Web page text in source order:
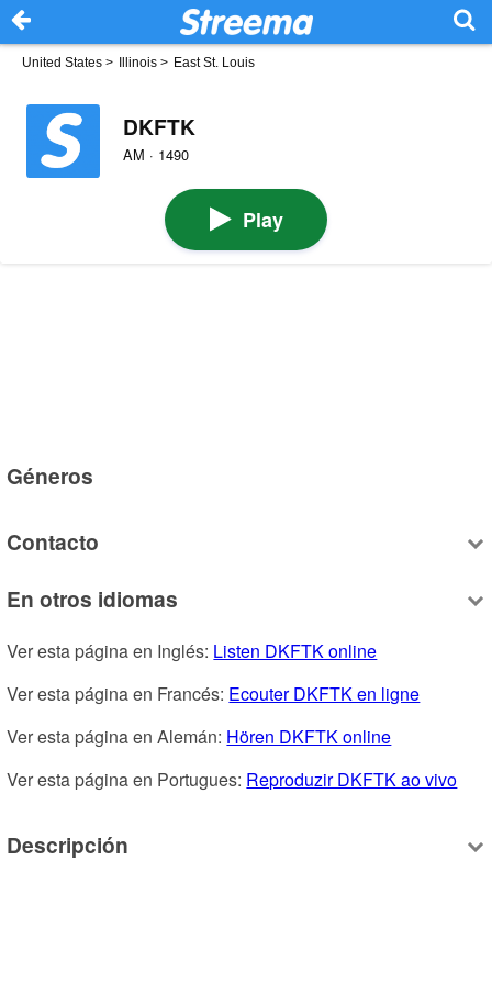
United States > Illinois > East St. Louis
DKFTK
AM · 1490
Play
Géneros
Contacto
En otros idiomas
Ver esta página en Inglés: Listen DKFTK online
Ver esta página en Francés: Ecouter DKFTK en ligne
Ver esta página en Alemán: Hören DKFTK online
Ver esta página en Portugues: Reproduzir DKFTK ao vivo
Descripción